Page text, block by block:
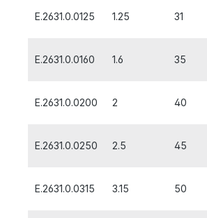
E.2631.0.0125 1.25 31
E.2631.0.0160 1.6 35
E.2631.0.0200 2 40
E.2631.0.0250 2.5 45
E.2631.0.0315 3.15 50